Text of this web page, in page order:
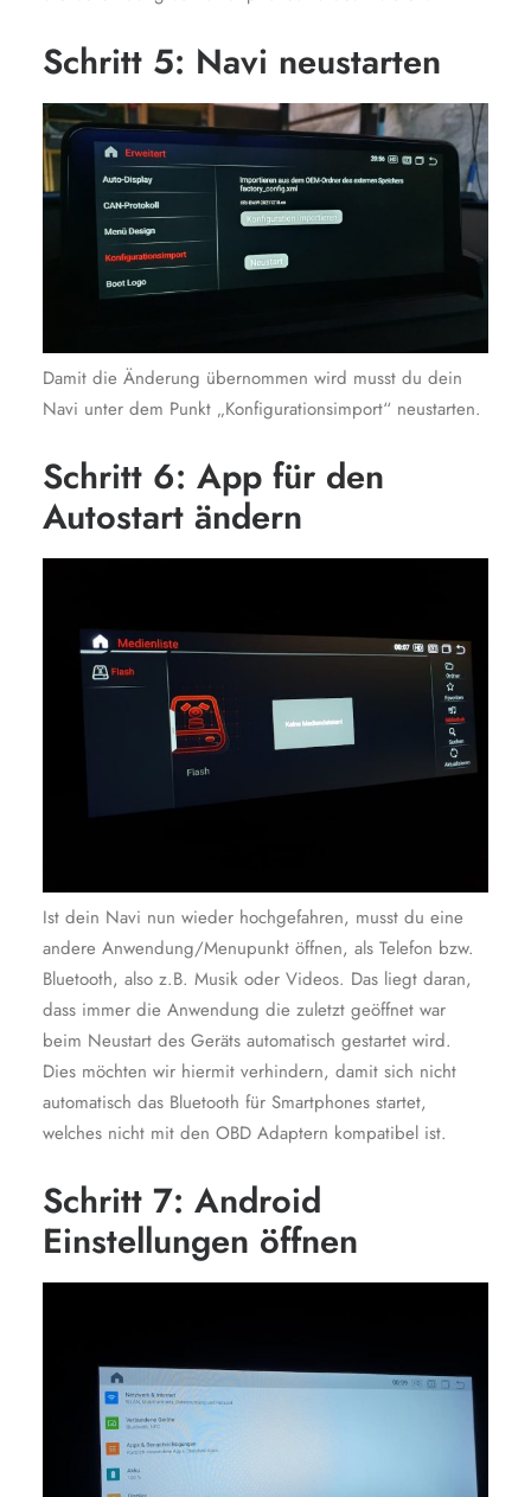
Schritt 5: Navi neustarten
Damit die Änderung übernommen wird musst du dein
Navi unter dem Punkt „Konfigurationsimport“ neustarten.
Schritt 6: App für den
Autostart ändern
Ist dein Navi nun wieder hochgefahren, musst du eine
andere Anwendung/Menupunkt öffnen, als Telefon bzw.
Bluetooth, also z.B. Musik oder Videos. Das liegt daran,
dass immer die Anwendung die zuletzt geöffnet war
beim Neustart des Geräts automatisch gestartet wird.
Dies möchten wir hiermit verhindern, damit sich nicht
automatisch das Bluetooth für Smartphones startet,
welches nicht mit den OBD Adaptern kompatibel ist.
Schritt 7: Android
Einstellungen öffnen